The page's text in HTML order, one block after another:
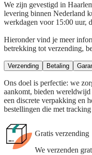
We zijn gevestigd in
levering binnen Nederland
werkdagen voor 15:00 uur,
Hieronder vind je meer
betrekking tot verzending,
Verzending Betaling
Ons doel is perfectie: we
aankomt, bieden
een discrete verpakking en
bestellingen die met
Gratis verzending
We verzenden